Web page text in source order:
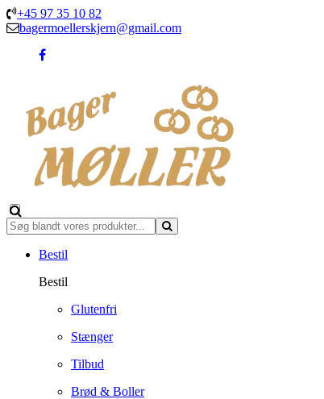
+45 97 35 10 82
bagermoellerskjern@gmail.com
Bestil
Bestil
Glutenfri
Stænger
Tilbud
Brød & Boller